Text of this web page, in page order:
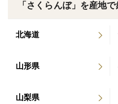
一度冷凍した完熟さくらんぼ
お好みにもよりますが、お召
付いて来ます）が食べごろで
け解凍してください。
「さくらんぼ」を産地
北海道
山形県
山梨県